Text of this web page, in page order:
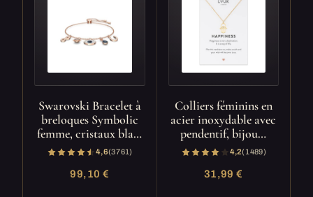
Swarovski Bracelet à
breloques Symbolic
femme, cristaux bla…
4,6(3 761)
99,10 €
Colliers féminins en
acier inoxydable avec
pendentif, bijou…
4,2(1 489)
31,99 €